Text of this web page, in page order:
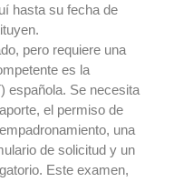
hasta su fecha de
pero requiere una
es la
española. Se necesita
el permiso de
una
de solicitud y un
Este examen,